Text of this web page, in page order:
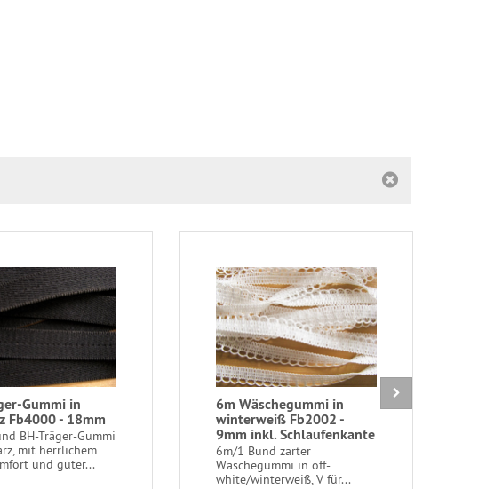
Gummi in
Fb4000 - 18mm
BH-Träger-Gummi
mit herrlichem
und guter...
6m Wäschegummi in
winterweiß Fb2002 -
9mm inkl. Schlaufenkante
6m/1 Bund zarter
Wäschegummi in off-
white/winterweiß, V für...